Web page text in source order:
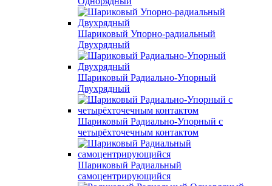
Шариковый Упорно-радиальный
Двухрядный
Шариковый Радиально-Упорный
Двухрядный
Шариковый Радиально-Упорный с
четырёхточечным контактом
Шариковый Радиальный
самоцентрирующийся